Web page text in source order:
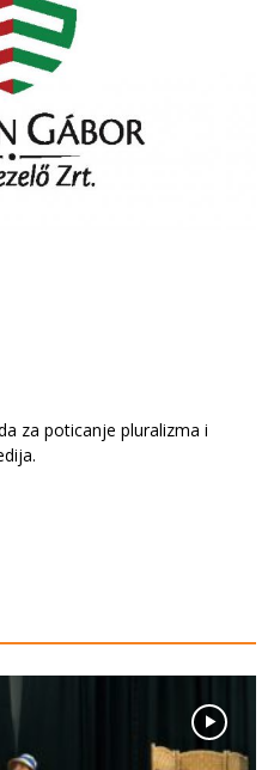
za poticanje pluralizma i